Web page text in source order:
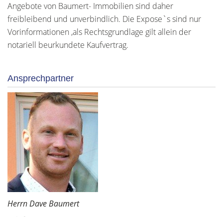
Angebote von Baumert- Immobilien sind daher
freibleibend und unverbindlich. Die Expose`s sind nur
Vorinformationen ,als Rechtsgrundlage gilt allein der
notariell beurkundete Kaufvertrag.
Ansprechpartner
Herrn Dave Baumert